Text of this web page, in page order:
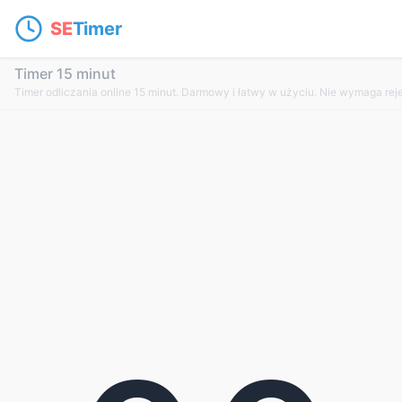
SETimer
Timer 15 minut
Timer odliczania online 15 minut. Darmowy i łatwy w użyciu. Nie wymaga